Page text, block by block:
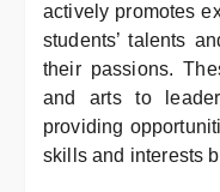
actively promotes
students’ talents
their passions.
and arts to
providing
skills and interests